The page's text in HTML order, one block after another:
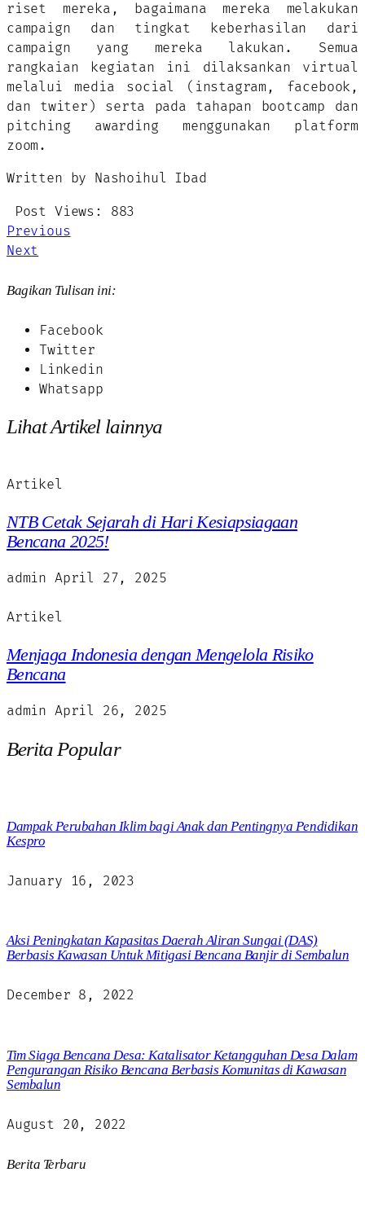
riset mereka, bagaimana mereka melakukan
campaign dan tingkat keberhasilan dari
campaign yang mereka lakukan. Semua
rangkaian kegiatan ini dilaksankan virtual
melalui media social (instagram, facebook,
dan twiter) serta pada tahapan bootcamp dan
pitching awarding menggunakan platform
zoom.
Written by Nashoihul Ibad
Post Views:
883
Previous
Next
Bagikan Tulisan ini:
Facebook
Twitter
Linkedin
Whatsapp
Lihat Artikel lainnya
Artikel
NTB Cetak Sejarah di Hari Kesiapsiagaan
Bencana 2025!
admin April 27, 2025
Artikel
Menjaga Indonesia dengan Mengelola Risiko
Bencana
admin April 26, 2025
Berita Popular
Dampak Perubahan Iklim bagi Anak dan Pentingnya Pendidikan
Kespro
January 16, 2023
Aksi Peningkatan Kapasitas Daerah Aliran Sungai (DAS)
Berbasis Kawasan Untuk Mitigasi Bencana Banjir di Sembalun
December 8, 2022
Tim Siaga Bencana Desa: Katalisator Ketangguhan Desa Dalam
Pengurangan Risiko Bencana Berbasis Komunitas di Kawasan
Sembalun
August 20, 2022
Berita Terbaru